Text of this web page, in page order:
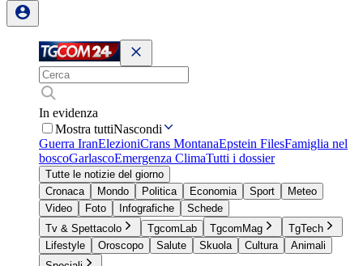
In evidenza
Mostra tuttiNascondi
Guerra IranElezioniCrans MontanaEpstein FilesFamiglia nel
boscoGarlascoEmergenza ClimaTutti i dossier
Tutte le notizie del giorno
Cronaca
Mondo Politica Economia Sport
Meteo
Video
Foto Infografiche
Schede
Tv & Spettacolo
TgcomLab TgcomMag
TgTech
Lifestyle
Oroscopo Salute Skuola Cultura
Animali